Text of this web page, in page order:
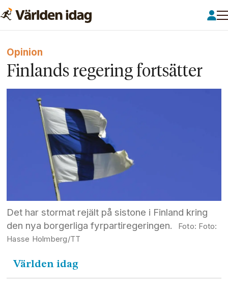
Opinion
Finlands regering fortsätter
Det har stormat rejält på sistone i Finland kring
den nya borgerliga fyrpartiregeringen.
Foto:
Hasse Holmberg/TT
Världen idag